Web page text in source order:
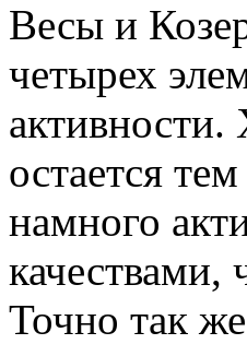
Весы и
четырех
активности.
остается
намного
Точно так